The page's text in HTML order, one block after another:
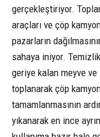
gerçekleştiriyor.
araçları ve çöp
pazarların
sahaya iniyor.
geriye kalan meyve
toplanarak çöp
tamamlanmasının
yıkanarak en ince